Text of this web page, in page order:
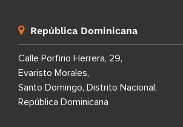
República Dominicana
Calle Porfirio Herrera, 29,
Evaristo Morales,
Santo Domingo, Distrito Nacional,
República Dominicana